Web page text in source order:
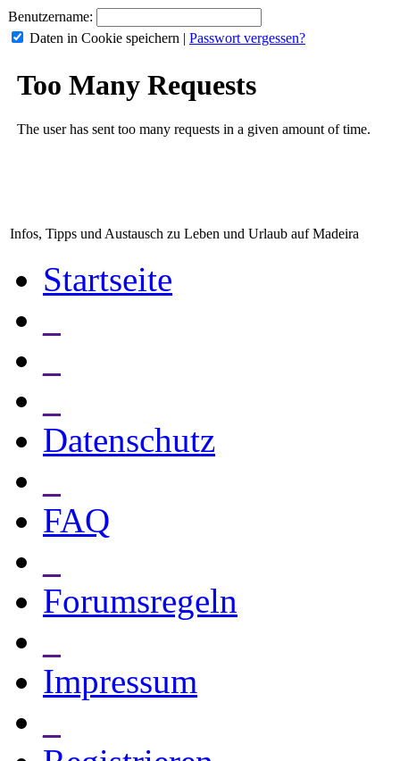
Benutzername:
Daten in Cookie speichern | Passwort vergessen?
Infos, Tipps und Austausch zu Leben und Urlaub auf Madeira
Startseite
Datenschutz
FAQ
Forumsregeln
Impressum